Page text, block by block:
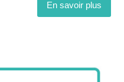
En savoir plus